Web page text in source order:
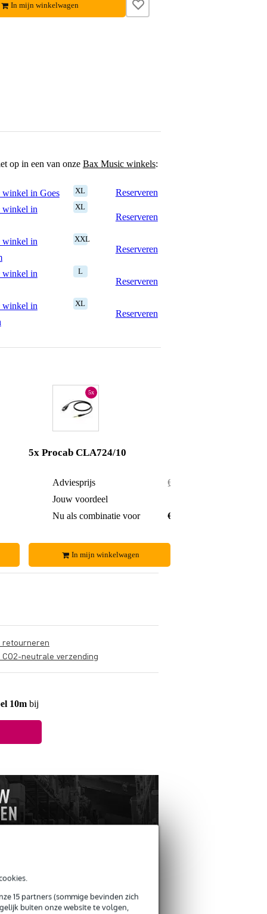
15 partners (sommige bevinden zich
buiten onze website te volgen,
In mijn winkelwagen
op in een van onze Bax Music winkels:
in Goes XL
Reserveren
winkel in
XL
Reserveren
winkel in
XXL
Reserveren
winkel in
L
Reserveren
winkel in
XL
Reserveren
5x
5x Procab CLA724/10
Adviesprijs
€ 125,-
Jouw voordeel
Nu als combinatie voor
€ 112,-
In mijn winkelwagen
retourneren
CO2-neutrale verzending
10m bij
OOK